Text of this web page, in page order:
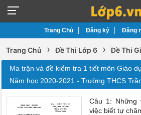
Trang Chủ Đăng ký Đăng
Trang Chủ › Đề Thi Lớp 6 › Đề Thi
Ma trận và đề kiểm tra 1 tiết môn Giáo
Năm học 2020-2021 - Trường THCS
Câu 1: Những
việc biết tự